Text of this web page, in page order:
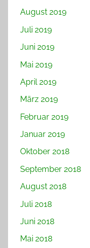
August 2019
Juli 2019
Juni 2019
Mai 2019
April 2019
März 2019
Februar 2019
Januar 2019
Oktober 2018
September 2018
August 2018
Juli 2018
Juni 2018
Mai 2018